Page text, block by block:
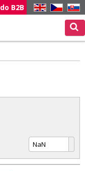
EN CZ SK
B2B